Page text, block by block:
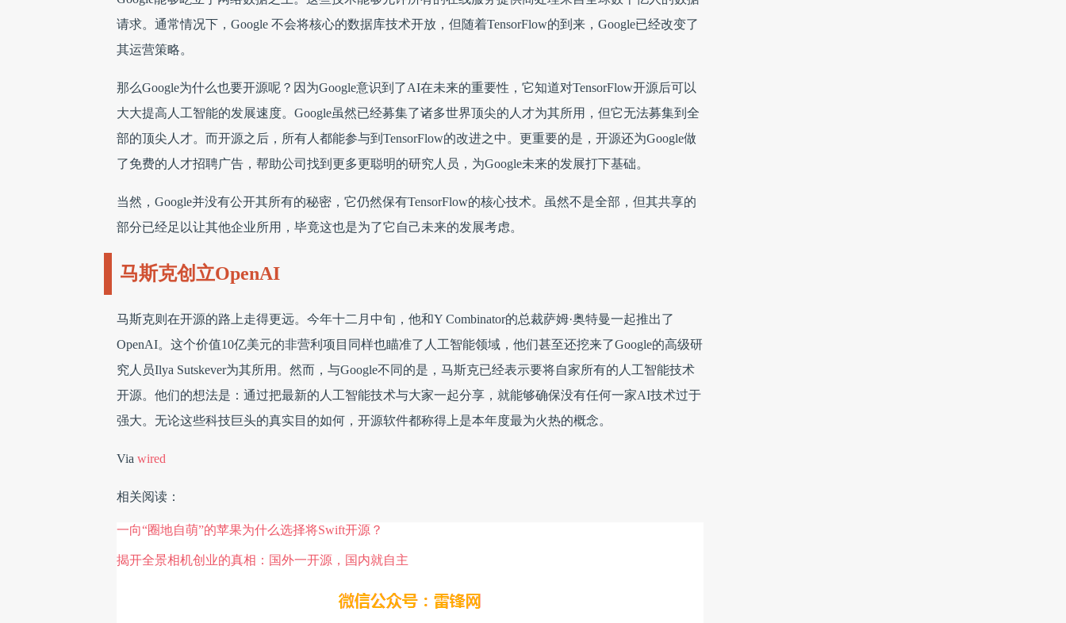
请求。通常情况下，Google 不会将核心的数据库技术开放，但随着TensorFlow的到来，Google已经改变了
其运营策略。
那么Google为什么也要开源呢？因为Google意识到了AI在未来的重要性，它知道对TensorFlow开源后可以
大大提高人工智能的发展速度。Google虽然已经募集了诸多世界顶尖的人才为其所用，但它无法募集到全
部的顶尖人才。而开源之后，所有人都能参与到TensorFlow的改进之中。更重要的是，开源还为Google做
了免费的人才招聘广告，帮助公司找到更多更聪明的研究人员，为Google未来的发展打下基础。
当然，Google并没有公开其所有的秘密，它仍然保有TensorFlow的核心技术。虽然不是全部，但其共享的
部分已经足以让其他企业所用，毕竟这也是为了它自己未来的发展考虑。
马斯克创立OpenAI
马斯克则在开源的路上走得更远。今年十二月中旬，他和Y Combinator的总裁萨姆·奥特曼一起推出了
OpenAI。这个价值10亿美元的非营利项目同样也瞄准了人工智能领域，他们甚至还挖来了Google的高级研
究人员Ilya Sutskever为其所用。然而，与Google不同的是，马斯克已经表示要将自家所有的人工智能技术
开源。他们的想法是：通过把最新的人工智能技术与大家一起分享，就能够确保没有任何一家AI技术过于
强大。无论这些科技巨头的真实目的如何，开源软件都称得上是本年度最为火热的概念。
Via wired
相关阅读：
一向“圈地自萌”的苹果为什么选择将Swift开源？
揭开全景相机创业的真相：国外一开源，国内就自主